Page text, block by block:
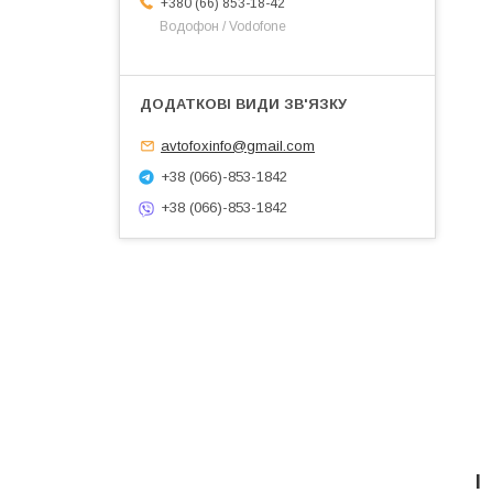
+380 (66) 853-18-42
Водофон / Vodofone
avtofoxinfo@gmail.com
+38 (066)-853-1842
+38 (066)-853-1842